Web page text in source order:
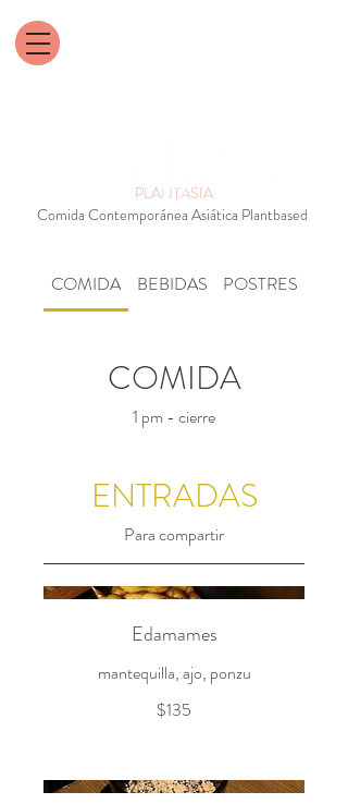
PLANTASIA
Comida Contemporánea Asiática Plantbased
COMIDA BEBIDAS POSTRES
COMIDA
1 pm - cierre
ENTRADAS
Para compartir
Edamames
mantequilla, ajo, ponzu
$135